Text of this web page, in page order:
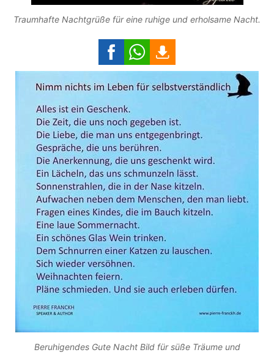
Traumhafte Nachtgrüße für eine ruhige und erholsame Nacht.
Beruhigendes Gute Nacht Bild für süße Träume und